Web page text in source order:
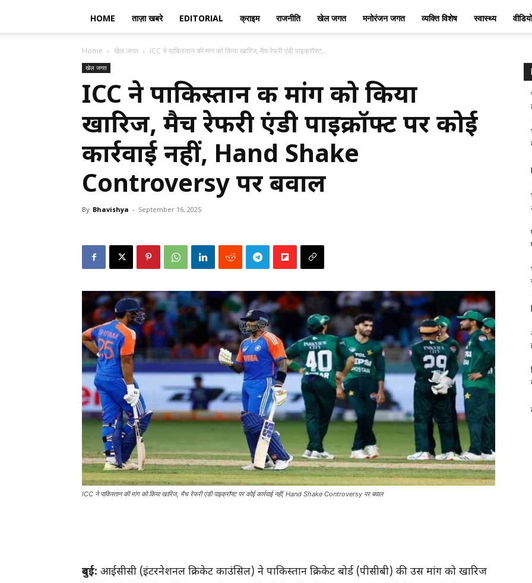
HOME ताज़ा खबरे EDITORIAL क्राइम राजनीति खेल जगत मनोरंजन जगत व्यक्ति विशेष स्वास्थ्य वीडियो
Home खेल जगत ICC ने पाकिस्तान की मांग को किया खारिज, मैच रेफरी एंडी पाइक्रॉफ्ट...
खेल जगत
ICC ने पाकिस्तान की मांग को किया
खारिज, मैच रेफरी एंडी पाइक्रॉफ्ट पर कोई
कार्रवाई नहीं, Hand Shake
Controversy पर बवाल
By Bhavishya - September 16, 2025
ICC ने पाकिस्तान की मांग को किया खारिज, मैच रेफरी एंडी पाइक्रॉफ्ट पर कोई कार्रवाई नहीं, Hand Shake Controversy पर बवाल
दुबई: आईसीसी (इंटरनेशनल क्रिकेट काउंसिल) ने पाकिस्तान क्रिकेट बोर्ड (पीसीबी) की उस मांग को खारिज